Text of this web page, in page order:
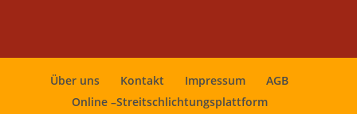
Über uns Kontakt Impressum
AGB
Online –Streitschlichtungsplattform